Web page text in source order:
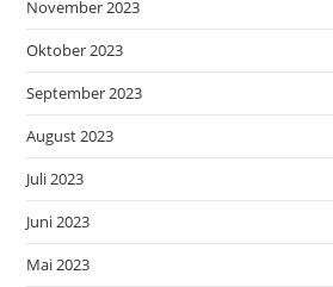
November 2023
Oktober 2023
September 2023
August 2023
Juli 2023
Juni 2023
Mai 2023